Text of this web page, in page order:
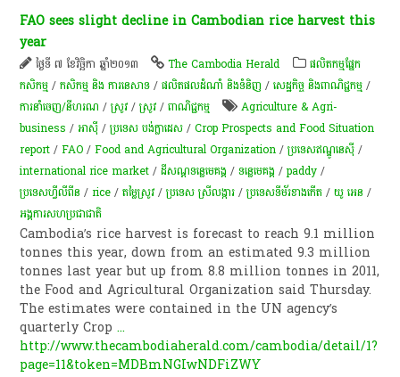
FAO sees slight decline in Cambodian rice harvest this
year
ថ្ងៃទី ៧ ខែវិច្ឆិកា ឆ្នាំ២០១៣ The Cambodia Herald
​ផលិតកម្ម​ផ្នែក​
កសិកម្ម​ /កសិកម្ម​ និង​ ការ​នេ​សាទ​ /ផលិតផលដំណាំ និងទំនិញ /សេដ្ឋកិច្ច និងពាណិជ្ជកម្ម /
ការនាំចេញ/នីហរណ /​ស្រូវ​ /​ស្រូវ​ /ពាណិជ្ជកម្ម
Agriculture & Agri-
business /អាស៊ី /ប្រទេស បង់ក្លាដេស /Crop Prospects and Food Situation
report /FAO /Food and Agricultural Organization /ប្រទេសឥណ្ឌូនេស៊ី /
international rice market /ដីសណ្តទន្លេមេគង្គ /ទន្លេមេគង្គ /paddy /
ប្រទេសហ្វីលីពីន /rice /តម្លៃ​ស្រូវ /ប្រទេស ស្រីលង្ការ /ប្រទេស​ទី​ម័​រ​ខាងកើត​ /យូ អេន /
អង្គការសហប្រជាជាតិ
Cambodia’s rice harvest is forecast to reach 9.1 million
tonnes this year, down from an estimated 9.3 million
tonnes last year but up from 8.8 million tonnes in 2011,
the Food and Agricultural Organization said Thursday.
The estimates were contained in the UN agency’s
quarterly Crop...
http://www.thecambodiaherald.com/cambodia/detail/1?
page=11&token=MDBmNGIwNDFiZWY